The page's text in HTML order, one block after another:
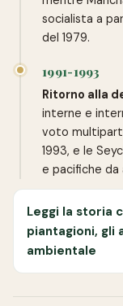
socialista a
del 1979.
1991-1993
Ritorno alla
interne e
voto
1993, e le
e pacifiche da
Leggi la storia
piantagioni, gli
ambientale